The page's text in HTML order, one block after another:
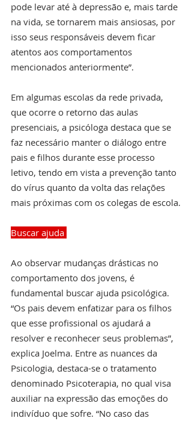
pode levar até à depressão e, mais tarde
na vida, se tornarem mais ansiosas, por
isso seus responsáveis devem ficar
atentos aos comportamentos
mencionados anteriormente”.
Em algumas escolas da rede privada,
que ocorre o retorno das aulas
presenciais, a psicóloga destaca que se
faz necessário manter o diálogo entre
pais e filhos durante esse processo
letivo, tendo em vista a prevenção tanto
do vírus quanto da volta das relações
mais próximas com os colegas de escola.
Buscar ajuda
Ao observar mudanças drásticas no
comportamento dos jovens, é
fundamental buscar ajuda psicológica.
“Os pais devem enfatizar para os filhos
que esse profissional os ajudará a
resolver e reconhecer seus problemas”,
explica Joelma. Entre as nuances da
Psicologia, destaca-se o tratamento
denominado Psicoterapia, no qual visa
auxiliar na expressão das emoções do
indivíduo que sofre. “No caso das